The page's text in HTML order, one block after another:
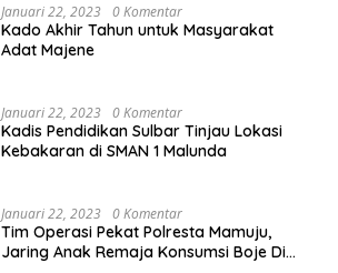
Januari 22, 2023 0 Komentar
Kado Akhir Tahun untuk Masyarakat
Adat Majene
Januari 22, 2023 0 Komentar
Kadis Pendidikan Sulbar Tinjau Lokasi
Kebakaran di SMAN 1 Malunda
Januari 22, 2023 0 Komentar
Tim Operasi Pekat Polresta Mamuju,
Jaring Anak Remaja Konsumsi Boje Di